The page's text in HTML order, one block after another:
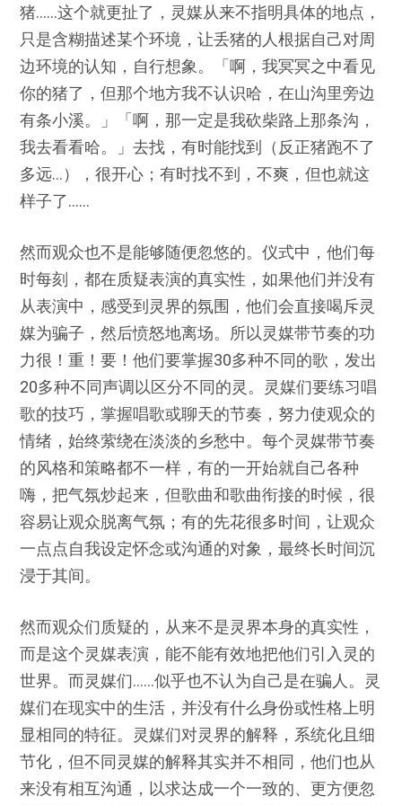
猪……这个就更扯了，灵媒从来不指明具体的地点，
只是含糊描述某个环境，让丢猪的人根据自己对周
边环境的认知，自行想象。「啊，我冥冥之中看见
你的猪了，但那个地方我不认识哈，在山沟里旁边
有条小溪。」「啊，那一定是我砍柴路上那条沟，
我去看看哈。」去找，有时能找到（反正猪跑不了
多远…），很开心；有时找不到，不爽，但也就这
样子了……
然而观众也不是能够随便忽悠的。仪式中，他们每
时每刻，都在质疑表演的真实性，如果他们并没有
从表演中，感受到灵界的氛围，他们会直接喝斥灵
媒为骗子，然后愤怒地离场。所以灵媒带节奏的功
力很！重！要！他们要掌握30多种不同的歌，发出
20多种不同声调以区分不同的灵。灵媒们要练习唱
歌的技巧，掌握唱歌或聊天的节奏，努力使观众的
情绪，始终萦绕在淡淡的乡愁中。每个灵媒带节奏
的风格和策略都不一样，有的一开始就自己各种
嗨，把气氛炒起来，但歌曲和歌曲衔接的时候，很
容易让观众脱离气氛；有的先花很多时间，让观众
一点点自我设定怀念或沟通的对象，最终长时间沉
浸于其间。
然而观众们质疑的，从来不是灵界本身的真实性，
而是这个灵媒表演，能不能有效地把他们引入灵的
世界。而灵媒们……似乎也不认为自己是在骗人。灵
媒们在现实中的生活，并没有什么身份或性格上明
显相同的特征。灵媒们对灵界的解释，系统化且细
节化，但不同灵媒的解释其实并不相同，他们也从
来没有相互沟通，以求达成一个一致的、更方便忽